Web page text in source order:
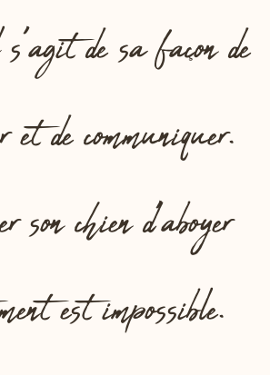
de sa façon de
et de communiquer.
son chien d’aboyer
est impossible.